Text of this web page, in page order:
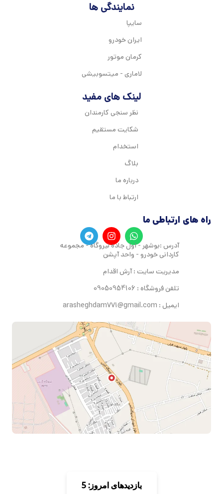
نمایندگی ها
سایپا
ایران خودرو
کرمان موتور
لاماری - میتسوبیشی
لینک های مفید
نظر سنجی کارمندان
شکایت مستقیم
استخدام
بلاگ
درباره ما
ارتباط با ما
راه های ارتباطی ما
آدرس :بوشهر - اول جاده نیروگاه - مجموعه
کاردانی خودرو - واحد آپشن
مدیریت سایت : آرش اقدام
تلفن فروشگاه : 09050954106
ایمیل : arasheghdam771@gmail.com
بازدیدهای امروز: 5